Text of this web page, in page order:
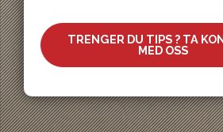
TRENGER DU TIPS ? TA
MED OSS